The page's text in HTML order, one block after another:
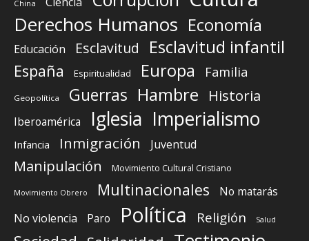
China
Derechos Humanos Economía
Educación Esclavitud Esclavitud infantil
España Espiritualidad Europa Familia
Geopolítica Guerras Hambre Historia
Iberoamérica Iglesia Imperialismo
Infancia Inmigración Juventud
Manipulación Movimiento Cultural Cristiano
Movimiento Obrero Multinacionales
No matarás
No violencia
Paro Política Religión Salud